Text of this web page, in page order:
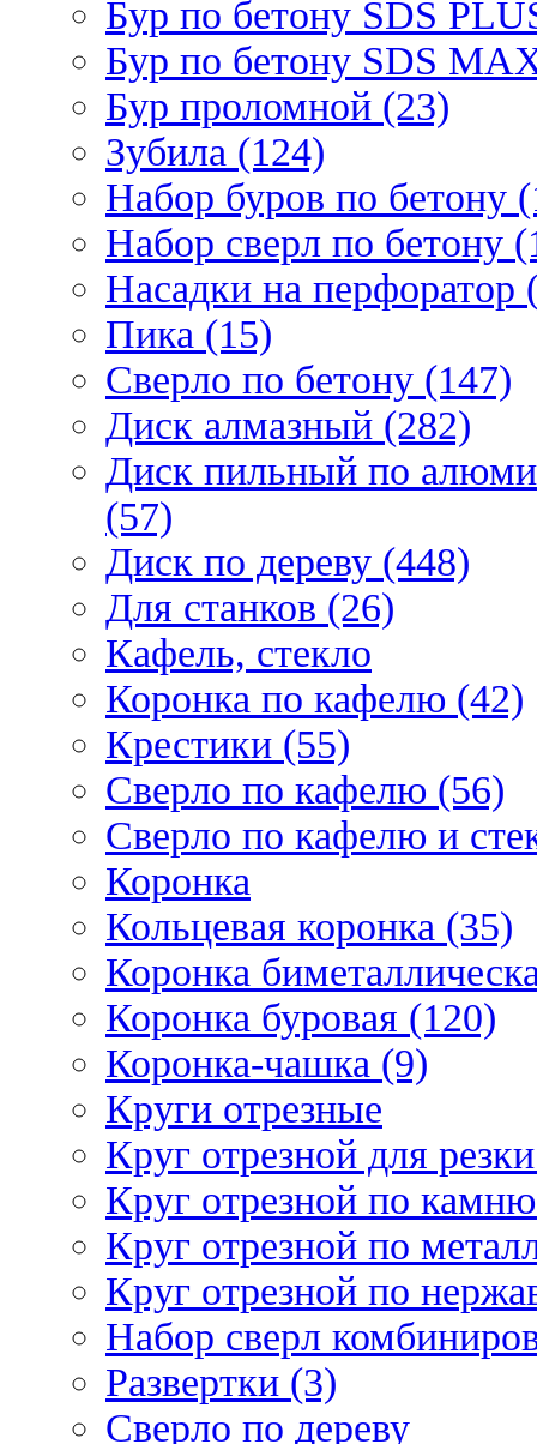
Бур по бетону SDS
Бур по бетону SDS
Бур проломной (23)
Зубила (124)
Набор буров по бетону
Набор сверл по бетону
Насадки на перфоратор
Пика (15)
Сверло по бетону (147)
Диск алмазный (282)
Диск пильный по
(57)
Диск по дереву (448)
Для станков (26)
Кафель, стекло
Коронка по кафелю (42)
Крестики (55)
Сверло по кафелю (56)
Сверло по кафелю и
Коронка
Кольцевая коронка (35)
Коронка
Коронка буровая (120)
Коронка-чашка (9)
Круги отрезные
Круг отрезной для
Круг отрезной по
Круг отрезной по
Круг отрезной по
Набор сверл
Развертки (3)
Сверло по дереву